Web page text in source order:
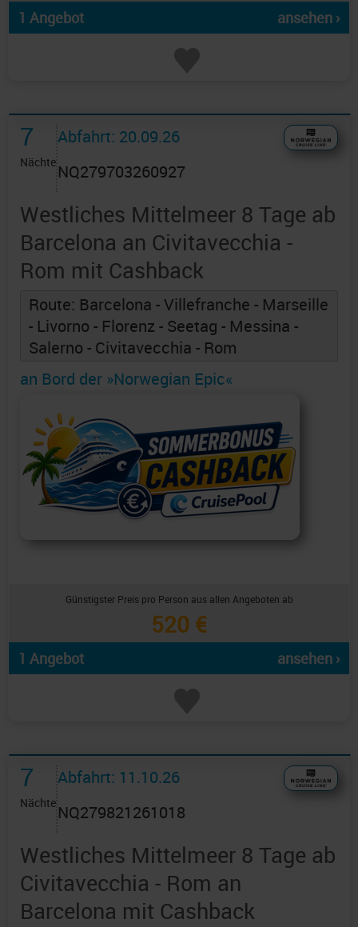
1 Angebot ansehen ›
7
Nächte
Abfahrt: 20.09.26
NQ279703260927
Westliches Mittelmeer 8 Tage ab
Barcelona an Civitavecchia -
Rom mit Cashback
Route: Barcelona - Villefranche - Marseille
- Livorno - Florenz - Seetag - Messina -
Salerno - Civitavecchia - Rom
an Bord der »Norwegian Epic«
Günstigster Preis pro Person aus allen Angeboten ab
520 €
1 Angebot ansehen ›
7
Nächte
Abfahrt: 11.10.26
NQ279821261018
Westliches Mittelmeer 8 Tage ab
Civitavecchia - Rom an
Barcelona mit Cashback